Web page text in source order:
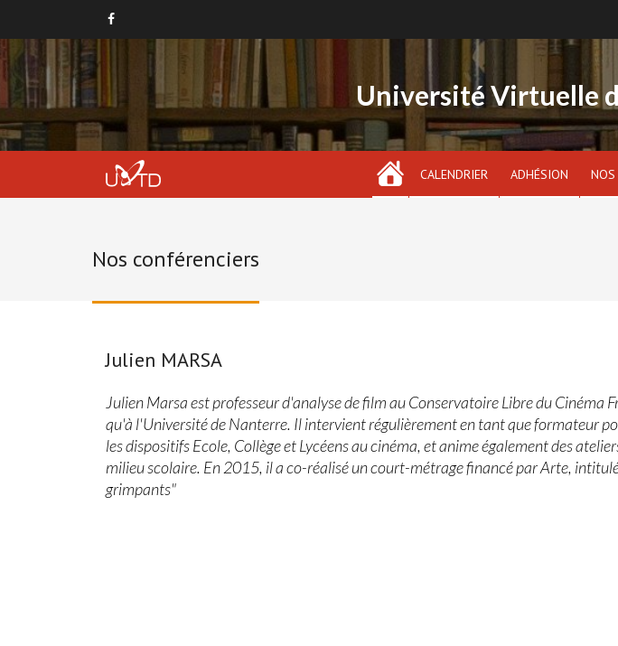
Université Virtuelle
CALENDRIER ADHÉSION
Nos conférenciers
Julien MARSA
Julien Marsa est professeur d'analyse de film au Conservatoire Libre du Cinéma
qu'à l'Université de Nanterre. Il intervient régulièrement en tant que formateur
les dispositifs Ecole, Collège et Lycéens au cinéma, et anime également des
milieu scolaire. En 2015, il a co-réalisé un court-métrage financé par Arte,
grimpants"